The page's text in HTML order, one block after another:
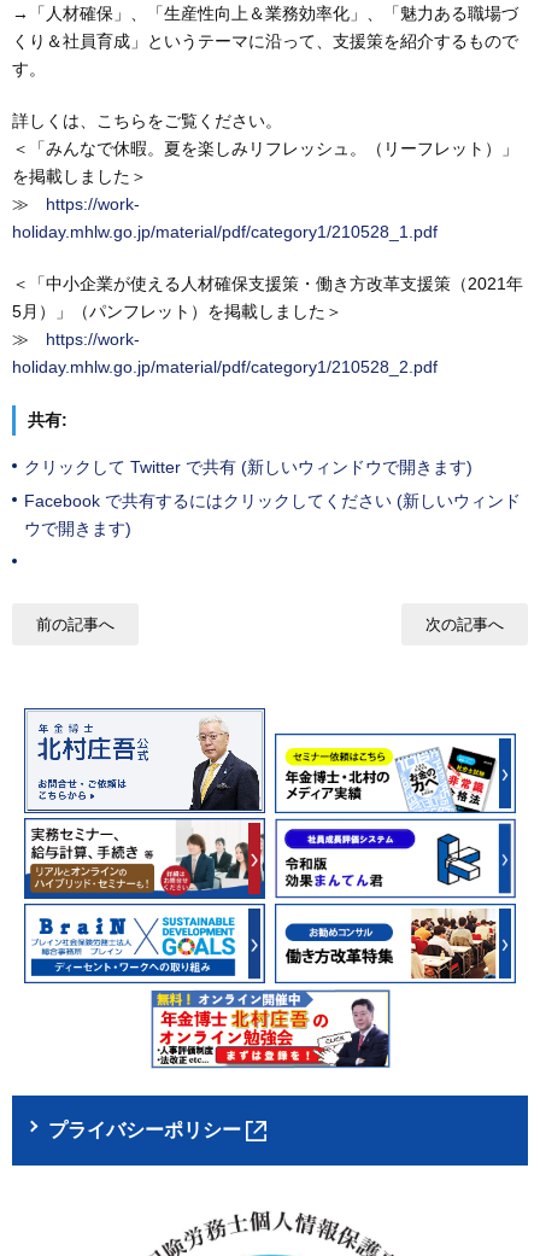
→「人材確保」、「生産性向上＆業務効率化」、「魅力ある職場づ
くり＆社員育成」というテーマに沿って、支援策を紹介するもので
す。
詳しくは、こちらをご覧ください。
＜「みんなで休暇。夏を楽しみリフレッシュ。（リーフレット）」
を掲載しました＞
≫ https://work-
holiday.mhlw.go.jp/material/pdf/category1/210528_1.pdf
＜「中小企業が使える人材確保支援策・働き方改革支援策（2021年
5月）」（パンフレット）を掲載しました＞
≫ https://work-
holiday.mhlw.go.jp/material/pdf/category1/210528_2.pdf
共有:
クリックして Twitter で共有 (新しいウィンドウで開きます)
Facebook で共有するにはクリックしてください (新しいウィンド
ウで開きます)
前の記事へ 次の記事へ
プライバシーポリシー